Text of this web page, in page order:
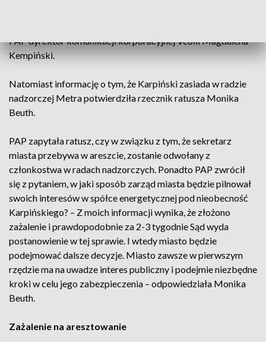
PAP dyrektor komunikacji korporacyjnej Veolii Magdalena
Kempiński.
Natomiast informację o tym, że Karpiński zasiada w radzie
nadzorczej Metra potwierdziła rzecznik ratusza Monika
Beuth.
PAP zapytała ratusz, czy w związku z tym, że sekretarz
miasta przebywa w areszcie, zostanie odwołany z
członkostwa w radach nadzorczych. Ponadto PAP zwrócił
się z pytaniem, w jaki sposób zarząd miasta będzie pilnował
swoich interesów w spółce energetycznej pod nieobecność
Karpińskiego? – Z moich informacji wynika, że złożono
zażalenie i prawdopodobnie za 2-3 tygodnie Sąd wyda
postanowienie w tej sprawie. I wtedy miasto będzie
podejmować dalsze decyzje. Miasto zawsze w pierwszym
rzędzie ma na uwadze interes publiczny i podejmie niezbędne
kroki w celu jego zabezpieczenia – odpowiedziała Monika
Beuth.
Zażalenie na aresztowanie